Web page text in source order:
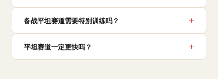
备战平坦赛道需要特别训练吗？
平坦赛道一定更快吗？